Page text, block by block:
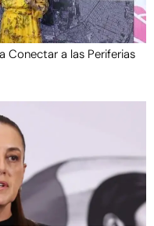
Conectar a las Periferias